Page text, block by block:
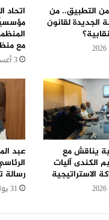
التطبيق.. من
الجديدة لقانون
اتحاد
مع
3 أغسطس، 2026
يناقش مع
الكندى آليات
الاستراتيجية
عبد
رسالة
31 يوليو، 2026